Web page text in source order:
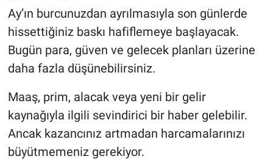
Ay’ın burcunuzdan ayrılmasıyla son günlerde
hissettiğiniz baskı hafiflemeye başlayacak.
Bugün para, güven ve gelecek planları üzerine
daha fazla düşünebilirsiniz.
Maaş, prim, alacak veya yeni bir gelir
kaynağıyla ilgili sevindirici bir haber gelebilir.
Ancak kazancınız artmadan harcamalarınızı
büyütmemeniz gerekiyor.